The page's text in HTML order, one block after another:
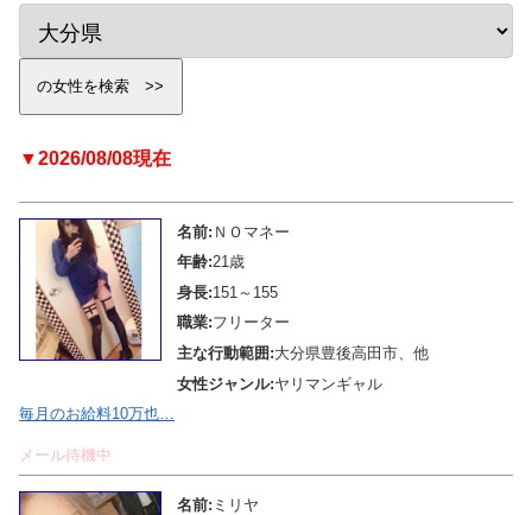
▼2026/08/08現在
名前: ＮＯマネー
年齢:21歳
身長:151～155
職業:フリーター
主な行動範囲:大分県豊後高田市、他
女性ジャンル:ヤリマンギャル
毎月のお給料10万也…
メール待機中
名前: ミリヤ